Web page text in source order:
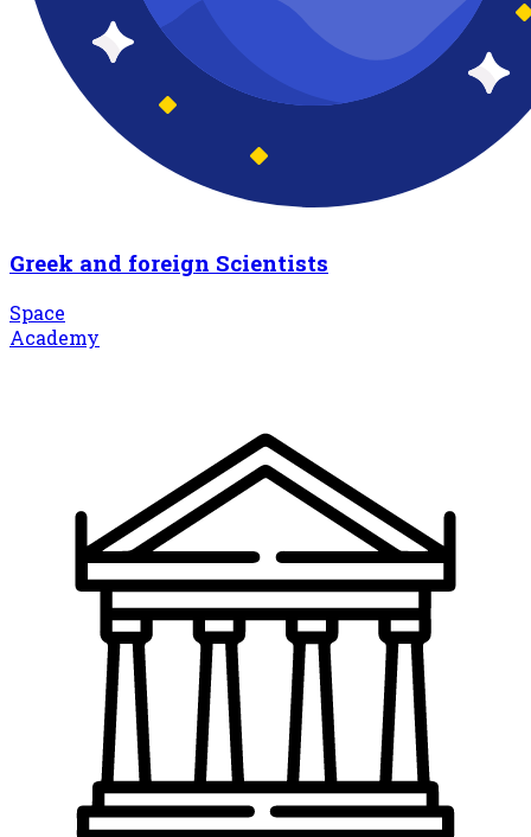
Greek and foreign Scientists
Space
Academy